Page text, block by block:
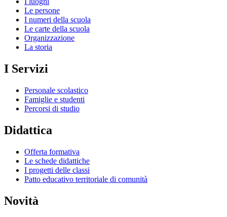
Le persone
I numeri della scuola
Le carte della scuola
Organizzazione
La storia
I Servizi
Personale scolastico
Famiglie e studenti
Percorsi di studio
Didattica
Offerta formativa
Le schede didattiche
I progetti delle classi
Patto educativo territoriale di comunità
Novità